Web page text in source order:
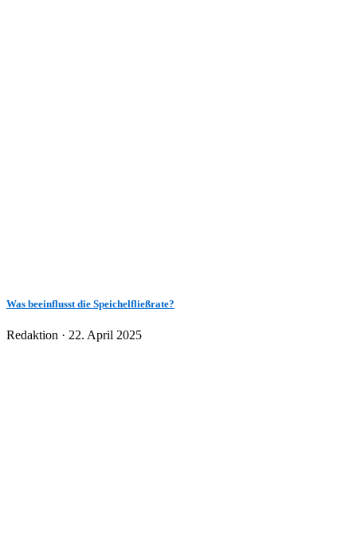
Was beeinflusst die Speichelfließrate?
Redaktion · Veröffentlicht
22. April 2025